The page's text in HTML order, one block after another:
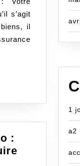
s’agit
il
:
1
a2